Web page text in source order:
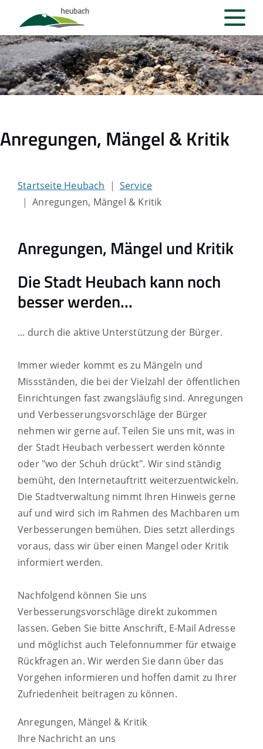
Anregungen, Mängel & Kritik
Startseite Heubach
Service
Anregungen, Mängel & Kritik
Anregungen, Mängel und Kritik
Die Stadt Heubach kann noch
besser werden...
... durch die aktive Unterstützung der Bürger.
Immer wieder kommt es zu Mängeln und
Missständen, die bei der Vielzahl der öffentlichen
Einrichtungen fast zwangsläufig sind. Anregungen
und Verbesserungsvorschläge der Bürger
nehmen wir gerne auf. Teilen Sie uns mit, was in
der Stadt Heubach verbessert werden könnte
oder "wo der Schuh drückt". Wir sind ständig
bemüht, den Internetauftritt weiterzuentwickeln.
Die Stadtverwaltung nimmt Ihren Hinweis gerne
auf und wird sich im Rahmen des Machbaren um
Verbesserungen bemühen. Dies setzt allerdings
voraus, dass wir über einen Mangel oder Kritik
informiert werden.
Nachfolgend können Sie uns
Verbesserungsvorschläge direkt zukommen
lassen. Geben Sie bitte Anschrift, E-Mail Adresse
und möglichst auch Telefonnummer für etwaige
Rückfragen an. Wir werden Sie dann über das
Vorgehen informieren und hoffen damit zu Ihrer
Zufriedenheit beitragen zu können.
Anregungen, Mängel & Kritik
Ihre Nachricht an uns